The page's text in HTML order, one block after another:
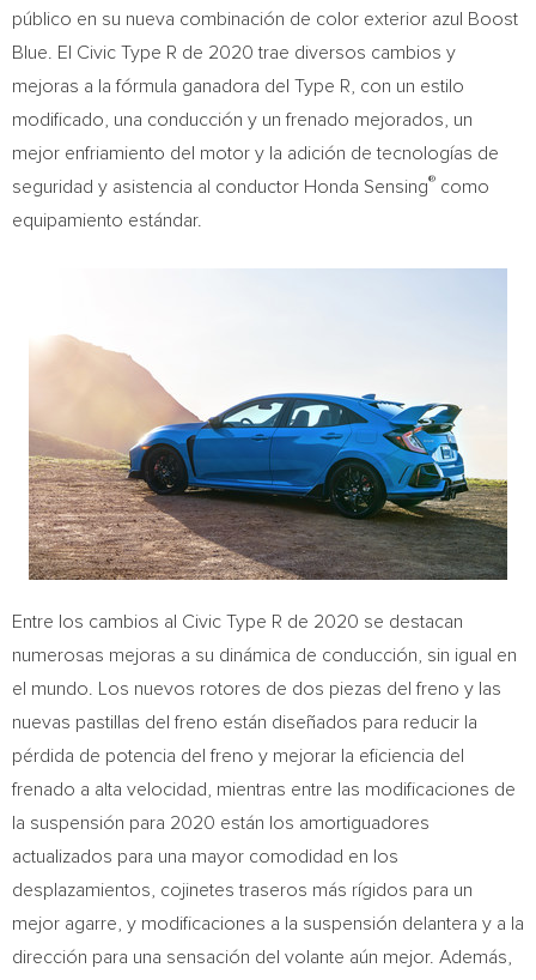
público en su nueva combinación de color exterior azul Boost
Blue. El Civic Type R de 2020 trae diversos cambios y
mejoras a la fórmula ganadora del Type R, con un estilo
modificado, una conducción y un frenado mejorados, un
mejor enfriamiento del motor y la adición de tecnologías de
seguridad y asistencia al conductor Honda Sensing® como
equipamiento estándar.
Entre los cambios al Civic Type R de 2020 se destacan
numerosas mejoras a su dinámica de conducción, sin igual en
el mundo. Los nuevos rotores de dos piezas del freno y las
nuevas pastillas del freno están diseñados para reducir la
pérdida de potencia del freno y mejorar la eficiencia del
frenado a alta velocidad, mientras entre las modificaciones de
la suspensión para 2020 están los amortiguadores
actualizados para una mayor comodidad en los
desplazamientos, cojinetes traseros más rígidos para un
mejor agarre, y modificaciones a la suspensión delantera y a la
dirección para una sensación del volante aún mejor. Además,